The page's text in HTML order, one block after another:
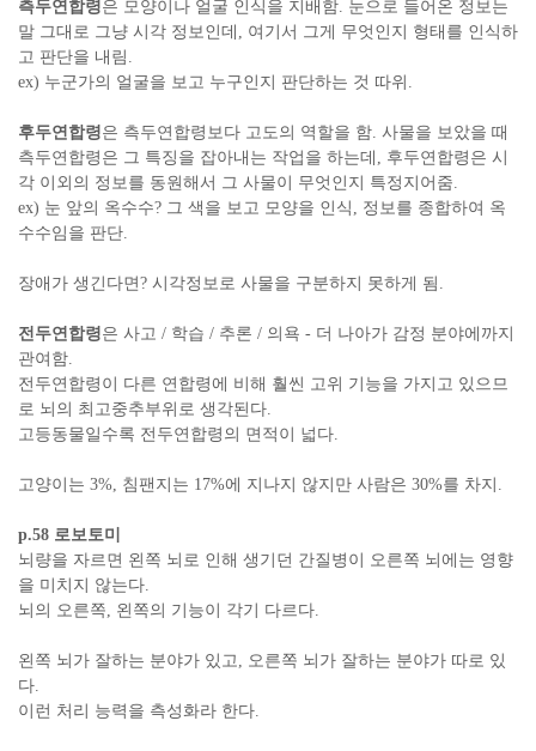
측두연합령은 모양이나 얼굴 인식을 지배함. 눈으로 들어온 정보는
말 그대로 그냥 시각 정보인데, 여기서 그게 무엇인지 형태를 인식하
고 판단을 내림.
ex) 누군가의 얼굴을 보고 누구인지 판단하는 것 따위.
후두연합령은 측두연합령보다 고도의 역할을 함. 사물을 보았을 때
측두연합령은 그 특징을 잡아내는 작업을 하는데, 후두연합령은 시
각 이외의 정보를 동원해서 그 사물이 무엇인지 특정지어줌.
ex) 눈 앞의 옥수수? 그 색을 보고 모양을 인식, 정보를 종합하여 옥
수수임을 판단.
장애가 생긴다면? 시각정보로 사물을 구분하지 못하게 됨.
전두연합령은 사고 / 학습 / 추론 / 의욕 - 더 나아가 감정 분야에까지
관여함.
전두연합령이 다른 연합령에 비해 훨씬 고위 기능을 가지고 있으므
로 뇌의 최고중추부위로 생각된다.
고등동물일수록 전두연합령의 면적이 넓다.
고양이는 3%, 침팬지는 17%에 지나지 않지만 사람은 30%를 차지.
p.58 로보토미
뇌량을 자르면 왼쪽 뇌로 인해 생기던 간질병이 오른쪽 뇌에는 영향
을 미치지 않는다.
뇌의 오른쪽, 왼쪽의 기능이 각기 다르다.
왼쪽 뇌가 잘하는 분야가 있고, 오른쪽 뇌가 잘하는 분야가 따로 있
다.
이런 처리 능력을 측성화라 한다.